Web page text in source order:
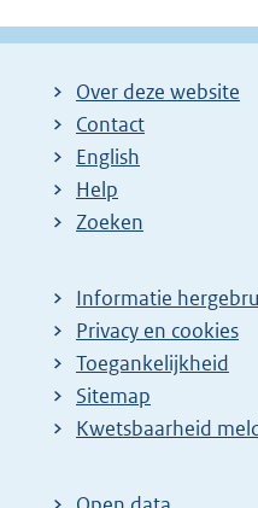
Over deze website
Contact
English
Help
Zoeken
Informatie
Privacy en cookies
Toegankelijkheid
Sitemap
E
t
Kwetsbaarheid